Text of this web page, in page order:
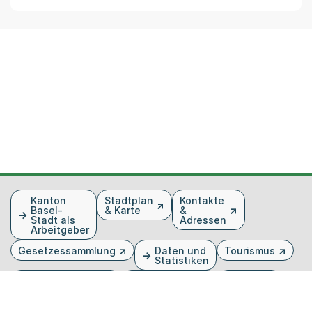
FusszeileKanton
Basel-
Stadt als
Arbeitgeber
Stadtplan
& Karte
Kontakte
&
Adressen
Gesetzessammlung
Daten und
Statistiken
Tourismus